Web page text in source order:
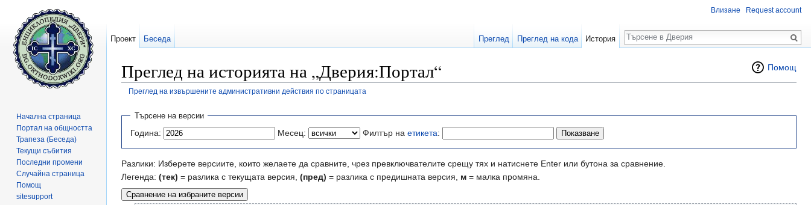
Помощ
Преглед на историята на „Дверия:Портал“
Преглед на извършените административни действия по страницата
Търсене на версии
Година: Месец: Филтър на етикета:
Разлики: Изберете версиите, които желаете да сравните, чрез превключвателите срещу тях и натиснете Enter или бутона за сравнение.
Легенда: (тек) = разлика с текущата версия, (пред) = разлика с предишната версия, м = малка промяна.
Влизане Request account
Проект Беседа Преглед Преглед на кода История
Търсене
Начална страница
Портал на общността
Трапеза (Беседа)
Текущи събития
Последни промени
Случайна страница
Помощ
sitesupport